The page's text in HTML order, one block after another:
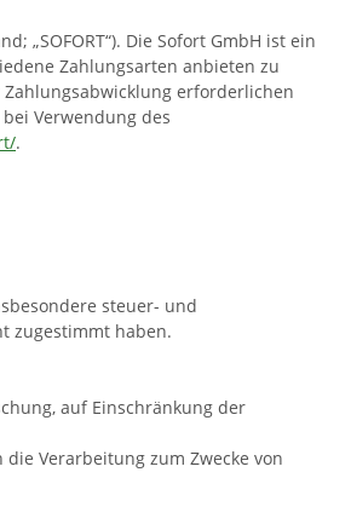
„SOFORT“). Die Sofort GmbH ist ein
Zahlungsarten anbieten zu
erforderlichen
Verwendung des
.
steuer- und
zugestimmt haben.
auf Einschränkung der
Verarbeitung zum Zwecke von